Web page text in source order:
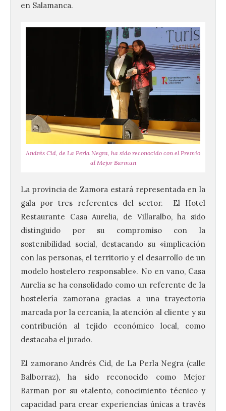
en Salamanca.
Andrés Cid, de La Perla Negra, ha sido reconocido con el Premio
al Mejor Barman
La provincia de Zamora estará representada en la
gala por tres referentes del sector. El Hotel
Restaurante Casa Aurelia, de Villaralbo, ha sido
distinguido por su compromiso con la
sostenibilidad social, destacando su «implicación
con las personas, el territorio y el desarrollo de un
modelo hostelero responsable». No en vano, Casa
Aurelia se ha consolidado como un referente de la
hostelería zamorana gracias a una trayectoria
marcada por la cercanía, la atención al cliente y su
contribución al tejido económico local, como
destacaba el jurado.
El zamorano Andrés Cid, de La Perla Negra (calle
Balborraz), ha sido reconocido como Mejor
Barman por su «talento, conocimiento técnico y
capacidad para crear experiencias únicas a través
120 jóvenes completan su
formación en robótica y
entornos digitales en un
nuevo curso de los
Campamentos Salamanca
10 Ago 2026
Los Campamentos
Salamanca Tech, que se